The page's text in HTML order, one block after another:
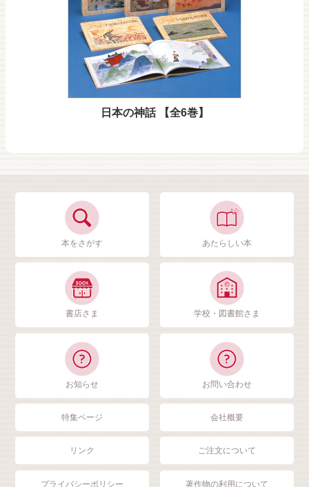
日本の神話 【全6巻】
本をさがす あたらしい本
書店さま 学校・図書館さま
お知らせ お問い合わせ
特集ページ 会社概要
リンク ご注文について
プライバシーポリシー 著作物の利用について